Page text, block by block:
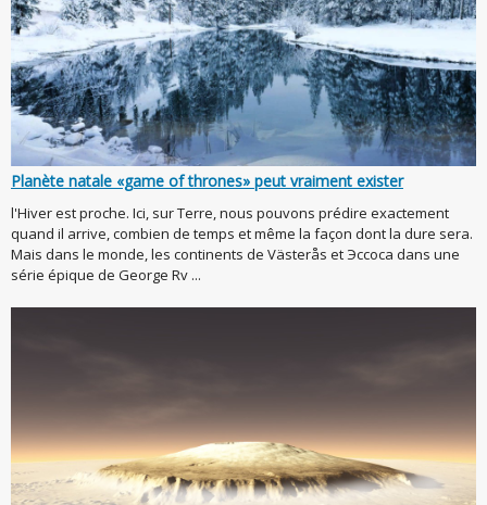
Planète natale «game of thrones» peut vraiment exister
l'Hiver est proche. Ici, sur Terre, nous pouvons prédire exactement
quand il arrive, combien de temps et même la façon dont la dure sera.
Mais dans le monde, les continents de Västerås et Эссоса dans une
série épique de George Rv ...